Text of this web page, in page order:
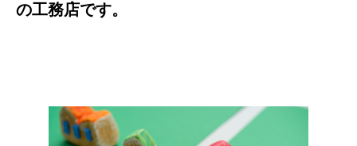
の工務店です。